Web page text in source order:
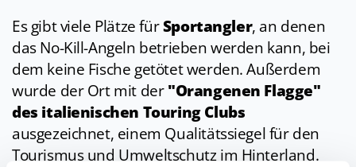
Es gibt viele Plätze fürSportangler, an denen
das No-Kill-Angeln betrieben werden kann, bei
dem keine Fische getötet werden. Außerdem
wurde der Ort mit der"Orangenen Flagge"
des italienischen Touring Clubs
ausgezeichnet, einem Qualitätssiegel für den
Tourismus und Umweltschutz im Hinterland.